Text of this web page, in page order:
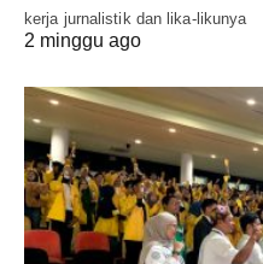
kerja jurnalistik dan lika-likunya
2 minggu ago